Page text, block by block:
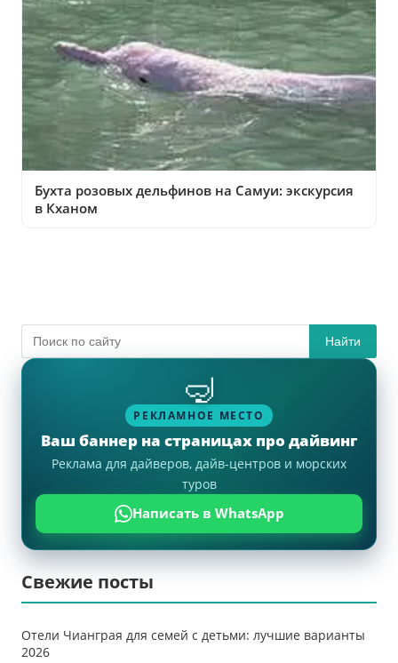
Бухта розовых дельфинов на Самуи: экскурсия
в Кханом
Найти
🤿
РЕКЛАМНОЕ МЕСТО
Ваш баннер на страницах про дайвинг
Реклама для дайверов, дайв-центров и морских
туров
Написать в WhatsApp
Свежие посты
Отели Чианграя для семей с детьми: лучшие варианты
2026